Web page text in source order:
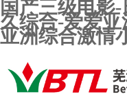
国产三级电影
久综合-爱爱
亚洲综合激情